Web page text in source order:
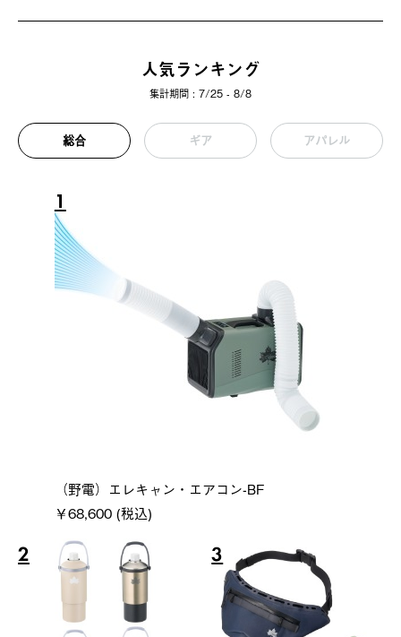
人気ランキング
集計期間 : 7/25 - 8/8
総合 ギア アパレル
1
（野電）エレキャン・エアコン-BF
￥68,600 (税込)
2 3